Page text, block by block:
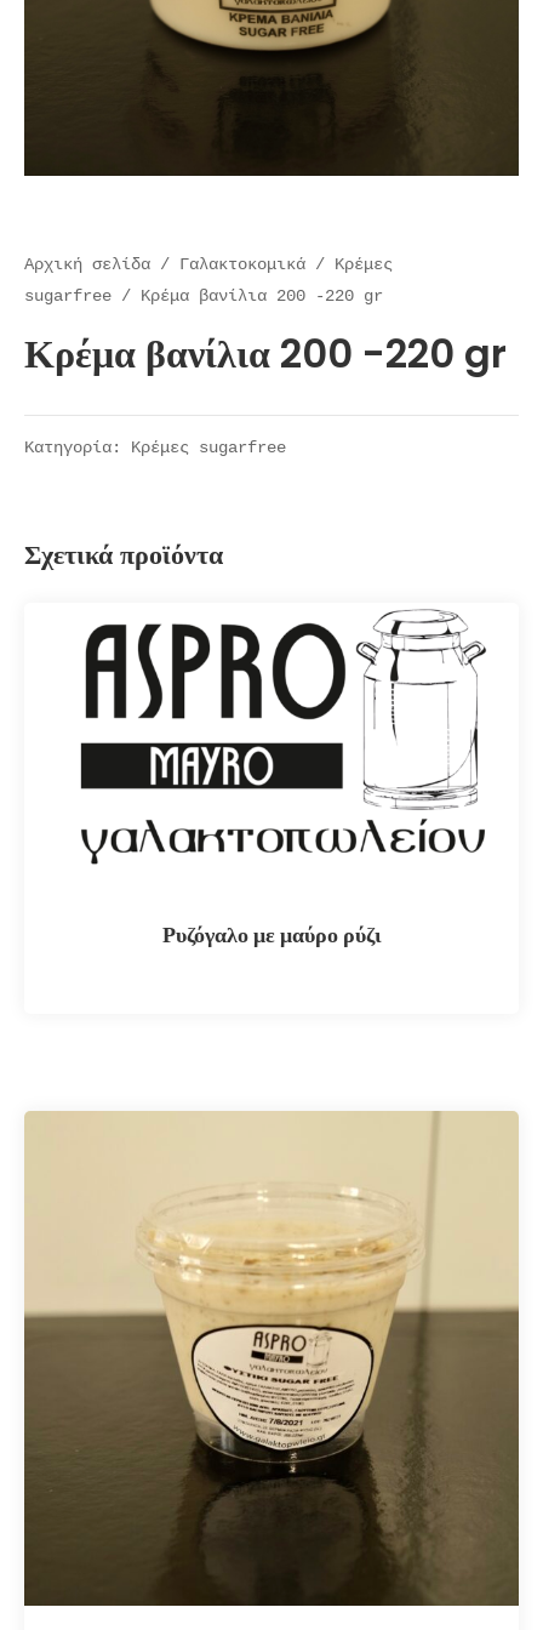
Αρχική σελίδα / Γαλακτοκομικά / Kρέμες
sugarfree / Κρέμα βανίλια 200 -220 gr
Κρέμα βανίλια 200 -220 gr
Κατηγορία: Kρέμες sugarfree
Σχετικά προϊόντα
Ρυζόγαλο με μαύρο ρύζι